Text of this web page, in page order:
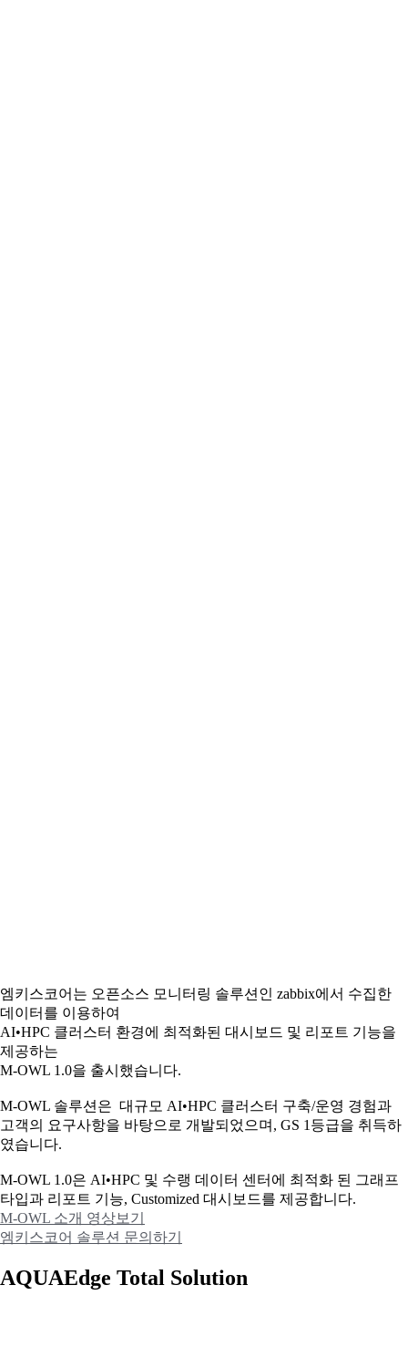
엠키스코어는 오픈소스 모니터링 솔루션인 zabbix에서 수집한
데이터를 이용하여
AI•HPC 클러스터 환경에 최적화된 대시보드 및 리포트 기능을
제공하는
M-OWL 1.0을 출시했습니다.
M-OWL 솔루션은 대규모 AI•HPC 클러스터 구축/운영 경험과
고객의 요구사항을 바탕으로 개발되었으며, GS 1등급을 취득하
였습니다.
M-OWL 1.0은 AI•HPC 및 수랭 데이터 센터에 최적화 된 그래프
타입과 리포트 기능, Customized 대시보드를 제공합니다.
M-OWL 소개 영상보기
엠키스코어 솔루션 문의하기
AQUAEdge Total Solution